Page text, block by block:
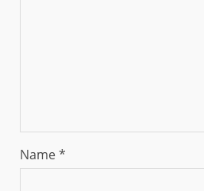
Name*